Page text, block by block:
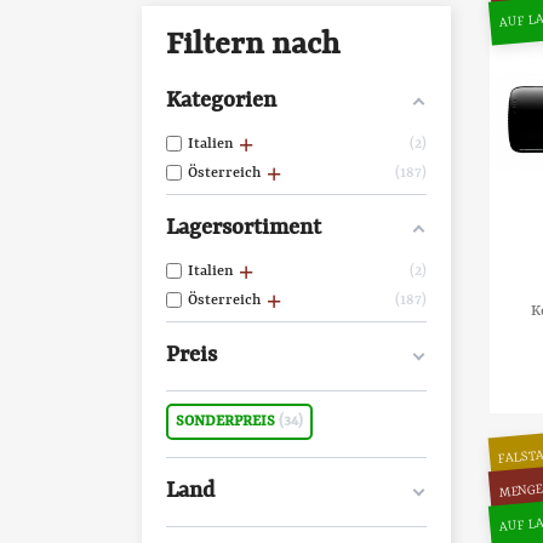
Filtern nach
Kategorien
Italien
2
Österreich
187
Lagersortiment
Italien
2
Österreich
187
Preis
SONDERPREIS 34
Land
AUF
AUF